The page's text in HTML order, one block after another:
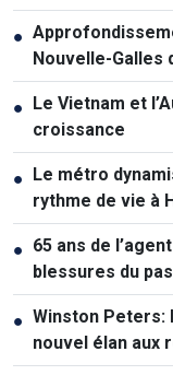
●
Nouvelle-Galles
●
Le Vietnam et
croissance
●
Le métro
rythme de vie à
● 65 ans de
blessures du
● Winston Peters:
nouvel élan aux